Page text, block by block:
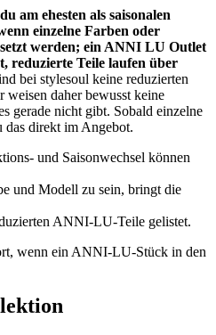
am ehesten als saisonalen
einzelne Farben oder
werden; ein ANNI LU Outlet
reduzierte Teile laufen über
bei stylesoul keine reduzierten
daher bewusst keine
gerade nicht gibt. Sobald einzelne
das direkt im Angebot.
und Saisonwechsel können
und Modell zu sein, bringt die
ANNI-LU-Teile gelistet.
wenn ein ANNI-LU-Stück in den